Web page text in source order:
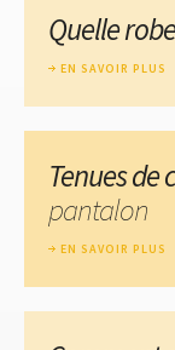
Quelle
EN SAVOIR PLUS
Tenues
pantalon
EN SAVOIR PLUS